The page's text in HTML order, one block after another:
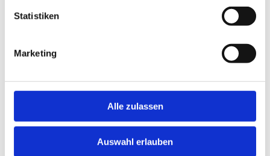
Statistiken
Marketing
Alle zulassen
Auswahl erlauben
2 Wochen
J&T Express Germany GmbH
Premium